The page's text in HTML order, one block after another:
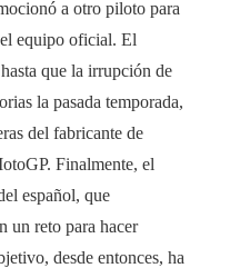
a otro piloto para
equipo oficial. El
que la irrupción de
la pasada temporada,
del fabricante de
Finalmente, el
español, que
un reto para hacer
desde entonces, ha